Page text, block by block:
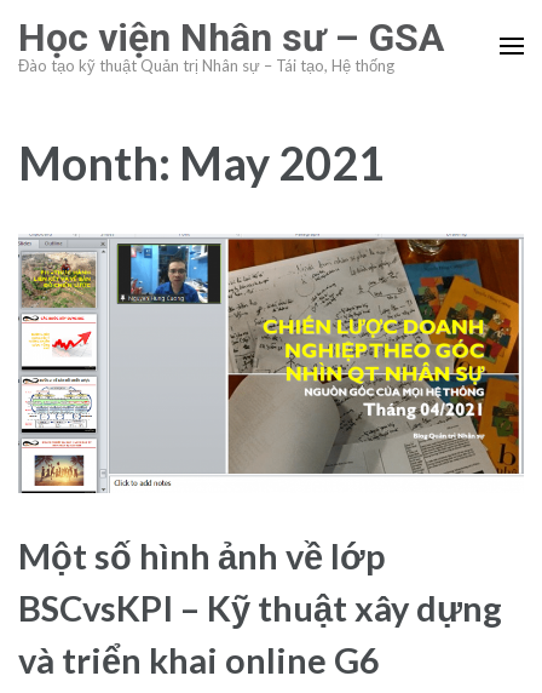
content
Enter)
Học viện Nhân sư – GSA
Đào tạo kỹ thuật Quản trị Nhân sự – Tái tạo, Hệ thống
Month: May 2021
Một số hình ảnh về lớp
BSCvsKPI – Kỹ thuật xây dựng
và triển khai online G6